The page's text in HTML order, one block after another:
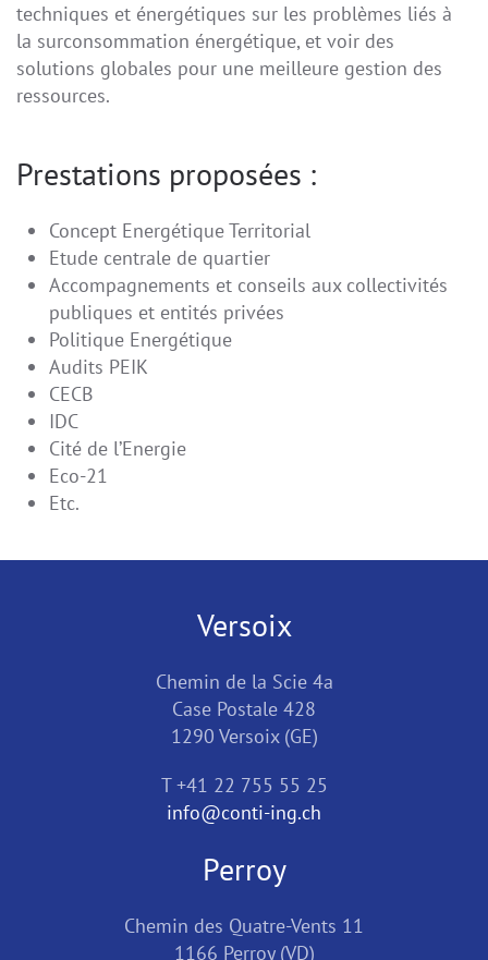
techniques et énergétiques sur les problèmes liés à
la surconsommation énergétique, et voir des
solutions globales pour une meilleure gestion des
ressources.
Prestations proposées :
Concept Energétique Territorial
Etude centrale de quartier
Accompagnements et conseils aux collectivités
publiques et entités privées
Politique Energétique
Audits PEIK
CECB
IDC
Cité de l’Energie
Eco-21
Etc.
Versoix
Chemin de la Scie 4a
Case Postale 428
1290 Versoix (GE)
T +41 22 755 55 25
info@conti-ing.ch
Perroy
Chemin des Quatre-Vents 11
1166 Perroy (VD)